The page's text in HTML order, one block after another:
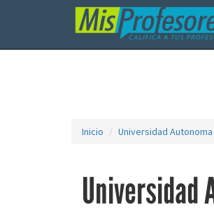
Inicio Universidad Autonoma
Universidad